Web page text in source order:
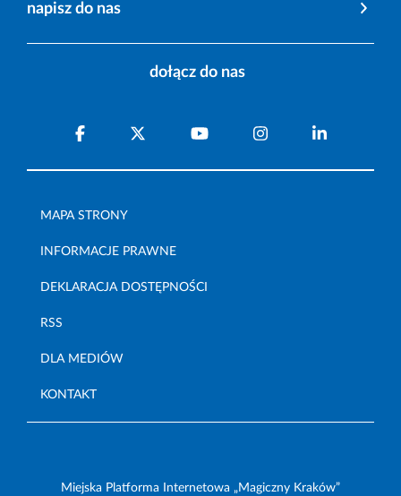
napisz do nas
dołącz do nas
MAPA STRONY
INFORMACJE PRAWNE
DEKLARACJA DOSTĘPNOŚCI
RSS
DLA MEDIÓW
KONTAKT
Miejska Platforma Internetowa „Magiczny Kraków”